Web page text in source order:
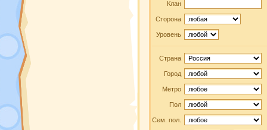
Клан
Сторона
Уровень
Страна
Город
Метро
Пол
Сем. пол.